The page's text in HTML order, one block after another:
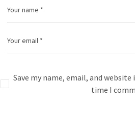
Save my name, email, and
time I